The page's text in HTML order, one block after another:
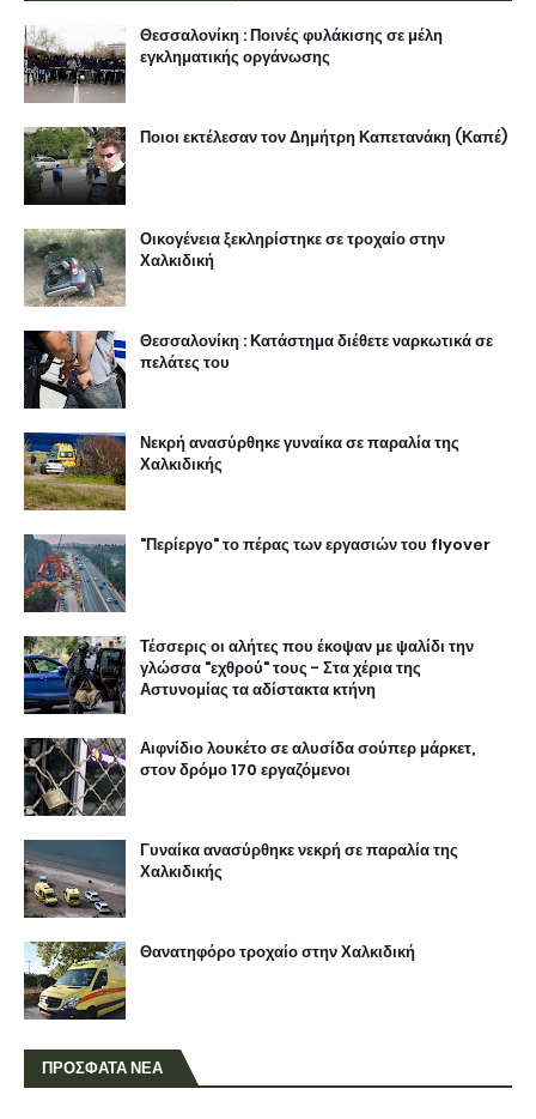
Θεσσαλονίκη : Ποινές φυλάκισης σε μέλη
εγκληματικής οργάνωσης
Ποιοι εκτέλεσαν τον Δημήτρη Καπετανάκη (Καπέ)
Οικογένεια ξεκληρίστηκε σε τροχαίο στην
Χαλκιδική
Θεσσαλονίκη : Κατάστημα διέθετε ναρκωτικά σε
πελάτες του
Νεκρή ανασύρθηκε γυναίκα σε παραλία της
Χαλκιδικής
"Περίεργο" το πέρας των εργασιών του flyover
Τέσσερις οι αλήτες που έκοψαν με ψαλίδι την
γλώσσα "εχθρού" τους - Στα χέρια της
Αστυνομίας τα αδίστακτα κτήνη
Αιφνίδιο λουκέτο σε αλυσίδα σούπερ μάρκετ,
στον δρόμο 170 εργαζόμενοι
Γυναίκα ανασύρθηκε νεκρή σε παραλία της
Χαλκιδικής
Θανατηφόρο τροχαίο στην Χαλκιδική
ΠΡΟΣΦΑΤΑ ΝΕΑ